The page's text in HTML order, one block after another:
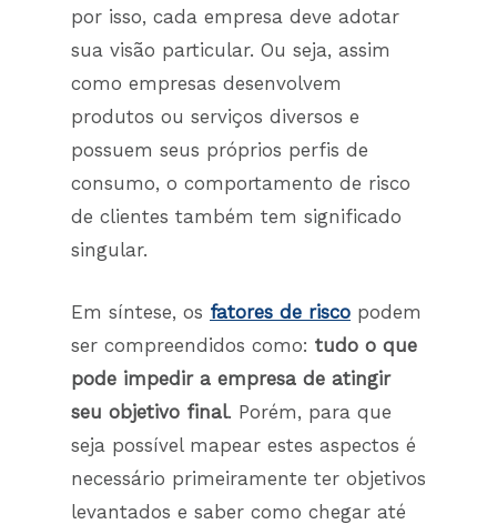
por isso, cada empresa deve adotar
sua visão particular. Ou seja, assim
como empresas desenvolvem
produtos ou serviços diversos e
possuem seus próprios perfis de
consumo, o comportamento de risco
de clientes também tem significado
singular.
Em síntese, os fatores de risco podem
ser compreendidos como: tudo o que
pode impedir a empresa de atingir
seu objetivo final. Porém, para que
seja possível mapear estes aspectos é
necessário primeiramente ter objetivos
levantados e saber como chegar até